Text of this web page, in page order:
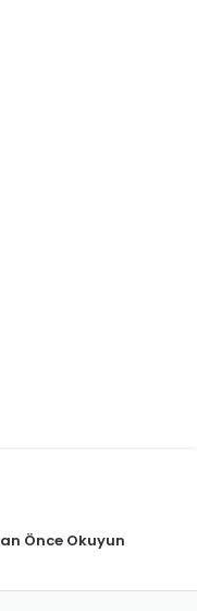
Önce Okuyun